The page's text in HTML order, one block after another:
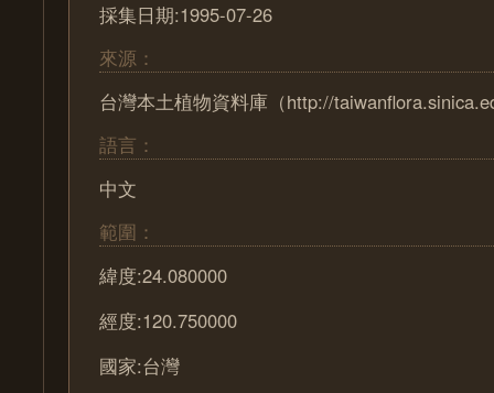
採集日期:1995-07-26
來源：
台灣本土植物資料庫（http://
語言：
中文
範圍：
緯度:24.080000
經度:120.750000
國家:台灣